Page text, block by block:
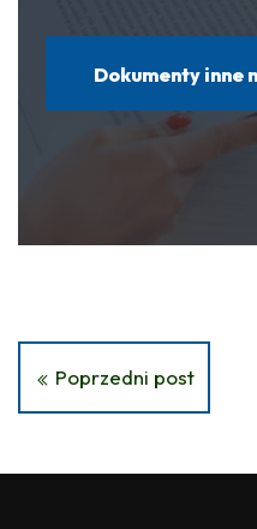
Dokumenty inne
Poprzedni post